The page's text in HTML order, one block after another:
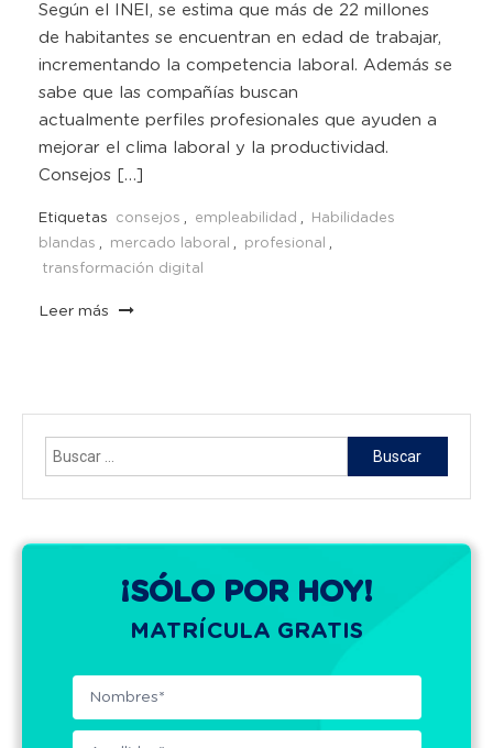
Según el INEI, se estima que más de 22 millones
de habitantes se encuentran en edad de trabajar,
incrementando la competencia laboral. Además se
sabe que las compañías buscan
actualmente perfiles profesionales que ayuden a
mejorar el clima laboral y la productividad.
Consejos […]
Etiquetas consejos , empleabilidad ,
Habilidades
blandas , mercado laboral , profesional
,
transformación digital
Leer más
Buscar:
¡SÓLO POR HOY!
MATRÍCULA GRATIS